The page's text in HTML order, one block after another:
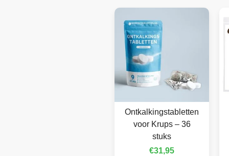
Ontkalkingstabletten
voor Krups – 36
stuks
€31,95